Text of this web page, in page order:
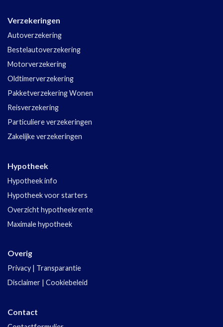
Verzekeringen
Autoverzekering
Bestelautoverzekering
Motorverzekering
Oldtimerverzekering
Pakketverzekering Wonen
Reisverzekering
Particuliere verzekeringen
Zakelijke verzekeringen
Hypotheek
Hypotheek info
Hypotheek voor starters
Overzicht hypotheekrente
Maximale hypotheek
Overig
Privacy | Transparantie
Disclaimer | Cookiebeleid
Contact